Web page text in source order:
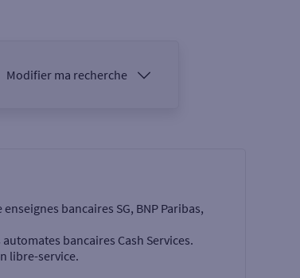
Modifier ma recherche
bancaires SG, BNP Paribas,
bancaires Cash Services.
libre-service.